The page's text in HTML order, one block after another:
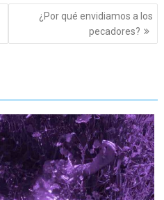
¿Por qué envidiamos a los
pecadores?